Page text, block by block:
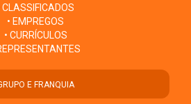
CLASSIFICADOS
• EMPREGOS
• CURRÍCULOS
E FRANQUIA